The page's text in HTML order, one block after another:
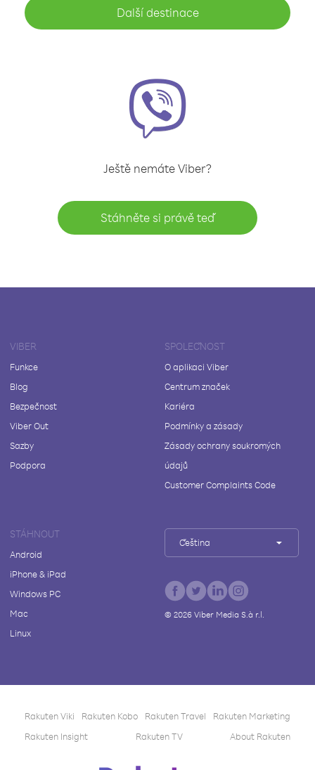
Další destinace
Ještě nemáte Viber?
Stáhněte si právě teď
VIBER
Funkce
Blog
Bezpečnost
Viber Out
Sazby
Podpora
SPOLEČNOST
O aplikaci Viber
Centrum značek
Kariéra
Podmínky a zásady
Zásady ochrany soukromých
údajů
Customer Complaints Code
STÁHNOUT
Android
iPhone & iPad
Windows PC
Mac
Linux
Čeština
© 2026Viber Media S.à r.l.
Rakuten Viki Rakuten Kobo Rakuten Travel
Rakuten Marketing
Rakuten Insight
Rakuten TV About Rakuten